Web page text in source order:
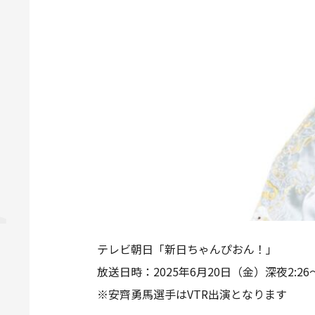
テレビ朝日「新日ちゃんぴおん！」
放送日時：2025年6月20日（金）深夜2:26
※安齊勇馬選手はVTR出演となります